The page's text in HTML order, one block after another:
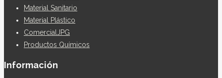
Material Sanitario
Material Plástico
ComercialJPG
Productos Químicos
Información